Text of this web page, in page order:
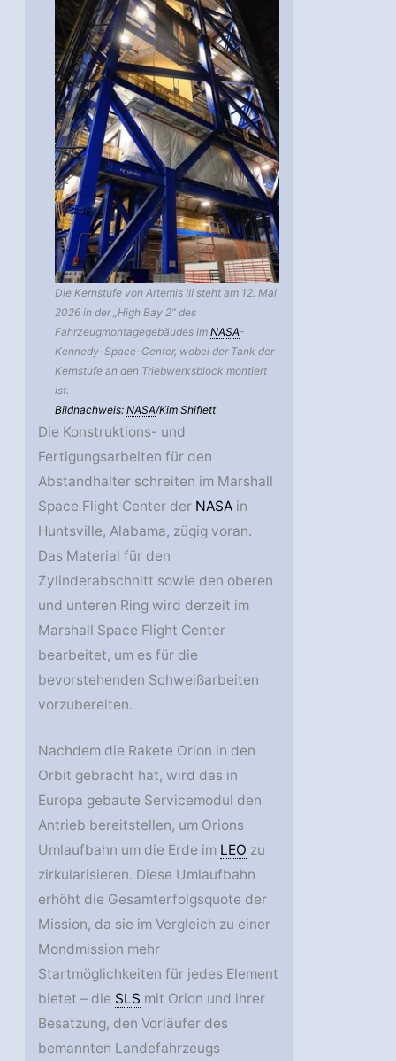
Die Kernstufe von Artemis III steht am 12. Mai
2026 in der „High Bay 2“ des
Fahrzeugmontagegebäudes imNASA-
Kennedy-Space-Center, wobei der Tank der
Kernstufe an den Triebwerksblock montiert
ist.
Bildnachweis:NASA/Kim Shiflett
Die Konstruktions- und
Fertigungsarbeiten für den
Abstandhalter schreiten im Marshall
Space Flight Center der NASA in
Huntsville, Alabama, zügig voran.
Das Material für den
Zylinderabschnitt sowie den oberen
und unteren Ring wird derzeit im
Marshall Space Flight Center
bearbeitet, um es für die
bevorstehenden Schweißarbeiten
vorzubereiten.
Nachdem die Rakete Orion in den
Orbit gebracht hat, wird das in
Europa gebaute Servicemodul den
Antrieb bereitstellen, um Orions
Umlaufbahn um die Erde im LEO zu
zirkularisieren. Diese Umlaufbahn
erhöht die Gesamterfolgsquote der
Mission, da sie im Vergleich zu einer
Mondmission mehr
Startmöglichkeiten für jedes Element
bietet – die SLS mit Orion und ihrer
Besatzung, den Vorläufer des
bemannten Landefahrzeugs